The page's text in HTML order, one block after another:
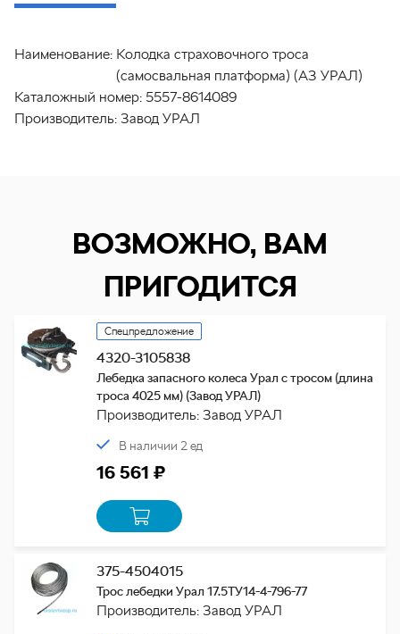
Наименование: Колодка страховочного троса
(самосвальная платформа) (АЗ УРАЛ)
Каталожный номер: 5557-8614089
Производитель: Завод УРАЛ
ВОЗМОЖНО, ВАМ
ПРИГОДИТСЯ
Спецпредложение
4320-3105838
Лебедка запасного колеса Урал с тросом (длина
троса 4025 мм) (Завод УРАЛ)
Производитель: Завод УРАЛ
В наличии 2 ед
16 561 ₽
375-4504015
Трос лебедки Урал 17.5ТУ14-4-796-77
Производитель: Завод УРАЛ